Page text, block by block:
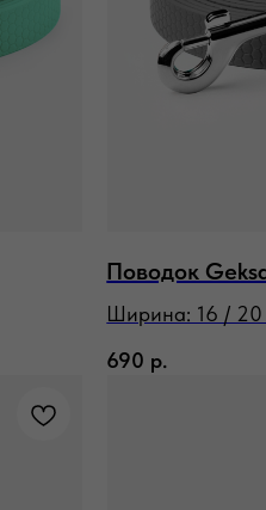
Поводок
Ширина: 16 /
690 р.